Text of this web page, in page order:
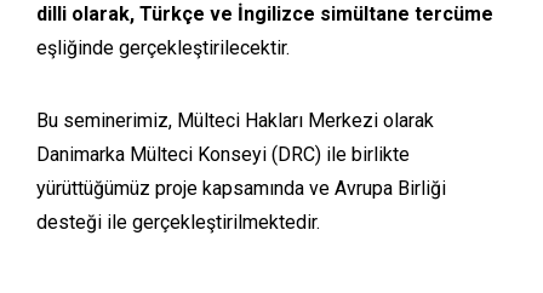
dilli olarak, Türkçe ve İngilizce simültane tercüme
eşliğinde gerçekleştirilecektir.
Bu seminerimiz, Mülteci Hakları Merkezi olarak
Danimarka Mülteci Konseyi (DRC) ile birlikte
yürüttüğümüz proje kapsamında ve Avrupa Birliği
desteği ile gerçekleştirilmektedir.